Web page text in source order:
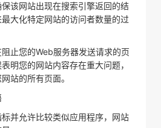
该网站出现在搜索引擎返回的结
大化特定网站的访问者数量的过
止您的Web服务器发送请求的页
明您的网站内容存在重大问题，
站的所有页面。
并允许比较类似应用程序，网站